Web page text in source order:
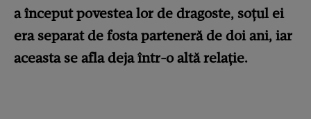
a început povestea lor de dragoste, soțul ei
era separat de fosta parteneră de doi ani, iar
aceasta se afla deja într-o altă relație.